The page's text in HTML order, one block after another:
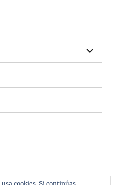
expande
el
menú